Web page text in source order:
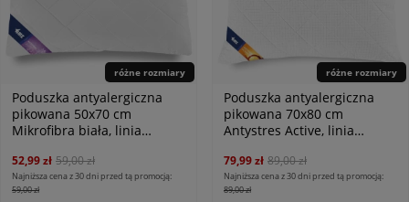
różne rozmiary
Poduszka antyalergiczna
pikowana 50x70 cm
Mikrofibra biała, linia
52,99 zł 59,00 zł
Najniższa cena z 30 dni przed tą promocją:
59,00 zł
różne rozmiary
Poduszka antyalergiczna
pikowana 70x80 cm
Antystres Active, linia
79,99 zł 89,00 zł
Najniższa cena z 30 dni przed tą promocją:
89,00 zł